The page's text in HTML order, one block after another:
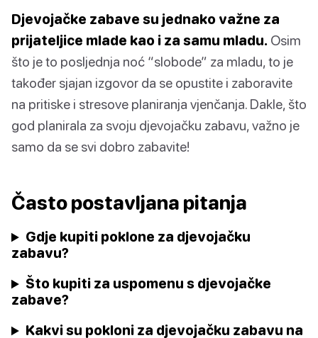
Djevojačke zabave su jednako važne za
prijateljice mlade kao i za samu mladu. Osim
što je to posljednja noć “slobode” za mladu, to je
također sjajan izgovor da se opustite i zaboravite
na pritiske i stresove planiranja vjenčanja. Dakle, što
god planirala za svoju djevojačku zabavu, važno je
samo da se svi dobro zabavite!
Často postavljana pitanja
Gdje kupiti poklone za djevojačku
zabavu?
Što kupiti za uspomenu s djevojačke
zabave?
Kakvi su pokloni za djevojačku zabavu na